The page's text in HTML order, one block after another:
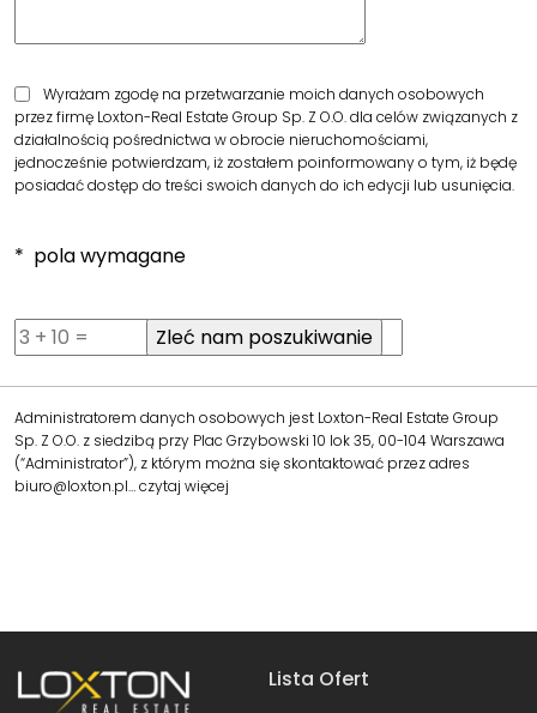
Wyrażam zgodę na przetwarzanie moich danych osobowych
przez firmę Loxton-Real Estate Group Sp. Z O.O. dla celów związanych z
działalnością pośrednictwa w obrocie nieruchomościami,
jednocześnie potwierdzam, iż zostałem poinformowany o tym, iż będę
posiadać dostęp do treści swoich danych do ich edycji lub usunięcia.
* pola wymagane
Administratorem danych osobowych jest Loxton-Real Estate Group
Sp. Z O.O. z siedzibą przy Plac Grzybowski 10 lok 35, 00-104 Warszawa
(“Administrator”), z którym można się skontaktować przez adres
biuro@loxton.pl…czytaj więcej
Lista Ofert